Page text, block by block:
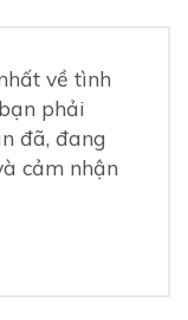
về tình
phải
đã, đang
cảm nhận